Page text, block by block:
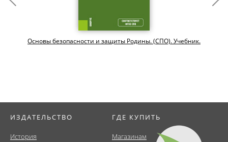
Основы безопасности и защиты Родины. (СПО). Учебник.
ИЗДАТЕЛЬСТВО
История
ГДЕ КУПИТЬ
Магазинам